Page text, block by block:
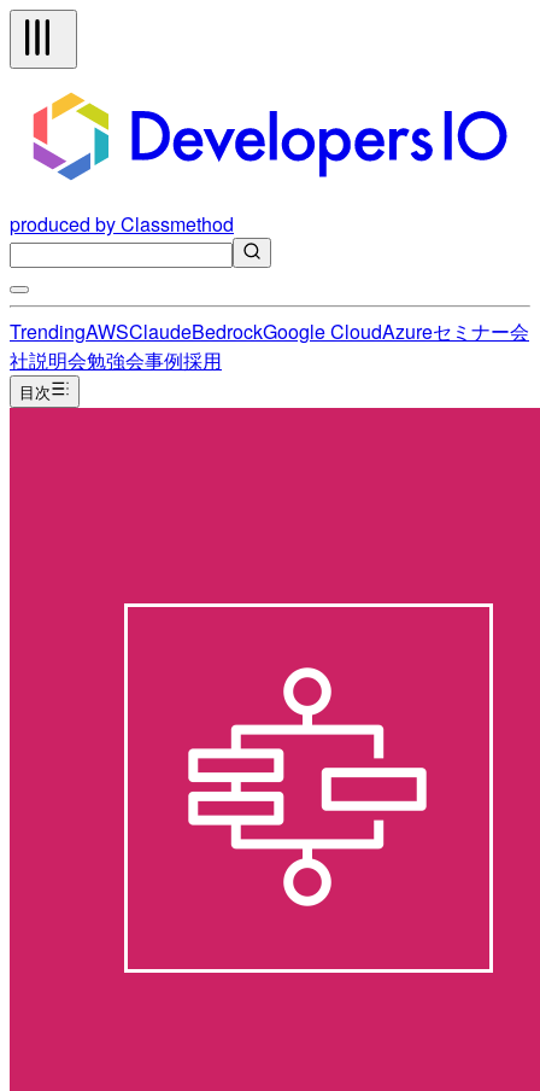
produced by Classmethod
TrendingAWSClaudeBedrockGoogle CloudAzureセミナー会
社説明会勉強会事例採用
目次